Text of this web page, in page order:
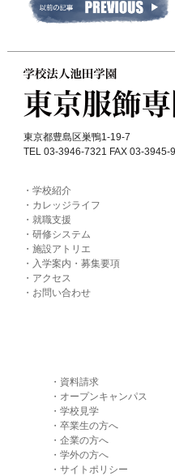
東京都豊島区巣鴨1-19-7
TEL 03-3946-7321 FAX 03-3945-
学校紹介
カレッジライフ
就職支援
研修システム
施設アトリエ
入学案内・募集要項
アクセス
お問い合わせ
資料請求
オープンキャンパス
学校見学
卒業生の方へ
企業の方へ
学外の方へ
サイトポリシー